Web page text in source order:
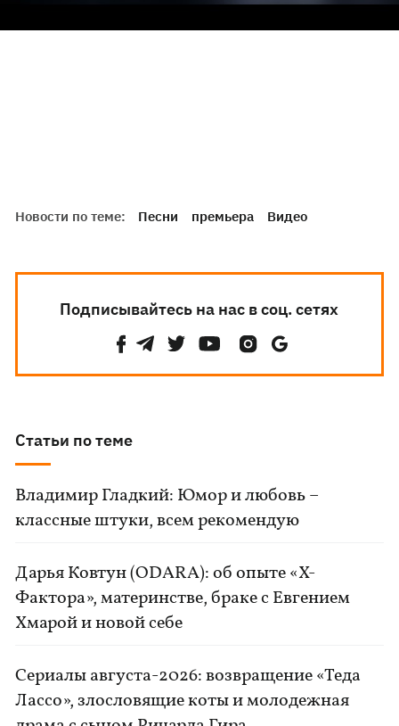
Новости по теме: Песни премьера Видео
Подписывайтесь на нас в соц. сетях
Статьи по теме
Владимир Гладкий: Юмор и любовь –
классные штуки, всем рекомендую
Дарья Ковтун (ODARA): об опыте «Х-
Фактора», материнстве, браке с Евгением
Хмарой и новой себе
Сериалы августа-2026: возвращение «Теда
Лассо», злословящие коты и молодежная